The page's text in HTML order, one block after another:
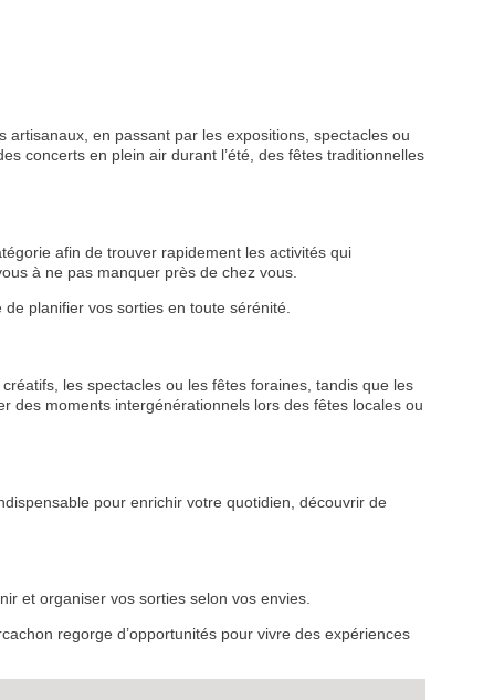
artisanaux, en passant par les expositions, spectacles ou
concerts en plein air durant l’été, des fêtes traditionnelles
afin de trouver rapidement les activités qui
à ne pas manquer près de chez vous.
planifier vos sorties en toute sérénité.
les spectacles ou les fêtes foraines, tandis que les
des moments intergénérationnels lors des fêtes locales ou
pour enrichir votre quotidien, découvrir de
et organiser vos sorties selon vos envies.
regorge d’opportunités pour vivre des expériences